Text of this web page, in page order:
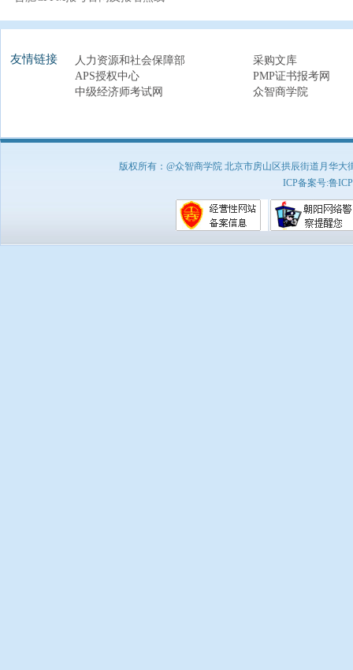
友情链接 人力资源和社会保障部
采购文库
APS授权中心
PMP证书报考网
中级经济师考试网
众智商学院
版权所有：@众智商学院 北京市房山区拱辰街道月华
ICP备案号:鲁